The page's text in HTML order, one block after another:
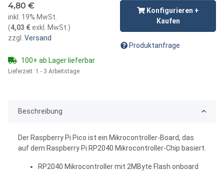
4,80 €
inkl. 19% MwSt.
(4,03 €exkl. MwSt. )
zzgl.
Versand
100+ ab Lager lieferbar
Lieferzeit: 1 - 3 Arbeitstage
Konfigurieren +
Kaufen
Produktanfrage
Beschreibung
Der Raspberry Pi Pico ist ein Mikrocontroller-Board, das
auf dem Raspberry Pi RP2040 Mikrocontroller-Chip basiert.
RP2040 Mikrocontroller mit 2MByte Flash onboard